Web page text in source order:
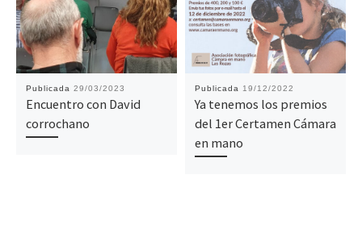
Publicada 29/03/2023
Encuentro con David
corrochano
Publicada 19/12/2022
Ya tenemos los premios
del 1er Certamen Cámara
en mano